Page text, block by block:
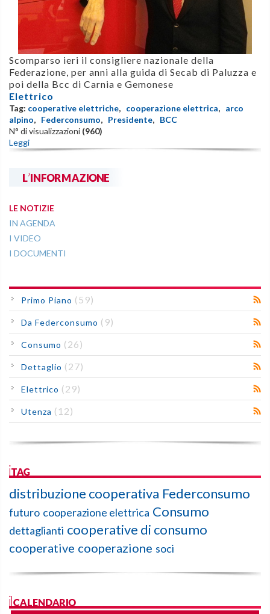
Scomparso ieri il consigliere nazionale della
Federazione, per anni alla guida di Secab di Paluzza e
poi della Bcc di Carnia e Gemonese
Elettrico
Tag: cooperative elettriche, cooperazione elettrica, arco
alpino, Federconsumo, Presidente, BCC
N° di visualizzazioni (960)
Leggi
L'INFORMAZIONE
LE NOTIZIE
IN AGENDA
I VIDEO
I DOCUMENTI
Primo Piano (59)
Da Federconsumo (9)
Consumo (26)
Dettaglio (27)
Elettrico (29)
Utenza (12)
iTAG
distribuzione cooperativa Federconsumo
futuro cooperazione elettrica Consumo
dettaglianti cooperative di consumo
cooperative cooperazione soci
ilCALENDARIO